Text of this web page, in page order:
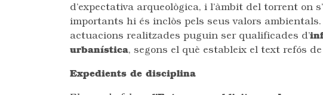
d’expectativa arqueològica, i l’àmbit del torrent on
importants hi és inclòs pels seus valors
actuacions realitzades puguin ser qualificades d’
urbanística, segons el què estableix el text refós
Expedients de disciplina